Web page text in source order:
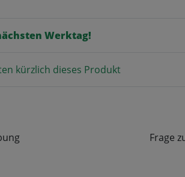
Werktag!
kürzlich dieses Produkt
Frage